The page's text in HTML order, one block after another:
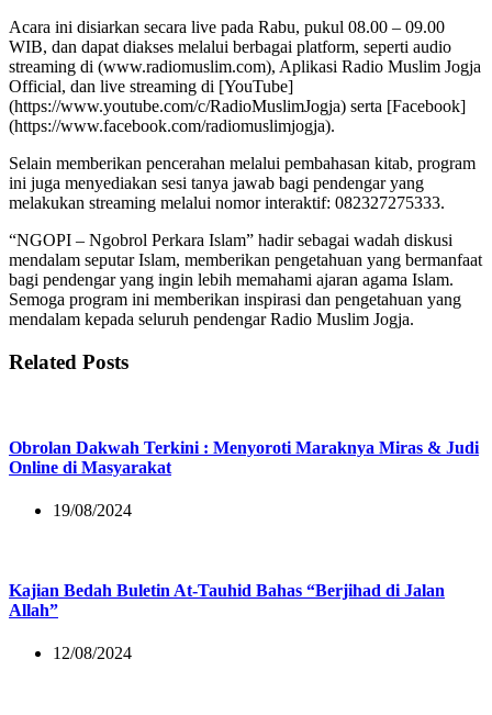
Acara ini disiarkan secara live pada Rabu, pukul 08.00 – 09.00
WIB, dan dapat diakses melalui berbagai platform, seperti audio
streaming di (www.radiomuslim.com), Aplikasi Radio Muslim Jogja
Official, dan live streaming di [YouTube]
(https://www.youtube.com/c/RadioMuslimJogja) serta [Facebook]
(https://www.facebook.com/radiomuslimjogja).
Selain memberikan pencerahan melalui pembahasan kitab, program
ini juga menyediakan sesi tanya jawab bagi pendengar yang
melakukan streaming melalui nomor interaktif: 082327275333.
“NGOPI – Ngobrol Perkara Islam” hadir sebagai wadah diskusi
mendalam seputar Islam, memberikan pengetahuan yang bermanfaat
bagi pendengar yang ingin lebih memahami ajaran agama Islam.
Semoga program ini memberikan inspirasi dan pengetahuan yang
mendalam kepada seluruh pendengar Radio Muslim Jogja.
Related Posts
Obrolan Dakwah Terkini : Menyoroti Maraknya Miras & Judi
Online di Masyarakat
19/08/2024
Kajian Bedah Buletin At-Tauhid Bahas “Berjihad di Jalan
Allah”
12/08/2024